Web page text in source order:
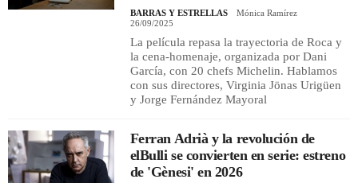
BARRAS Y ESTRELLAS
Mónica Ramírez
26/09/2025
La película repasa la trayectoria de Roca y
la cena-homenaje, organizada por Dani
García, con 20 chefs Michelin. Hablamos
con sus directores, Virginia Jönas Urigüen
y Jorge Fernández Mayoral
Ferran Adrià y la revolución de
elBulli se convierten en serie: estreno
de 'Gènesi' en 2026